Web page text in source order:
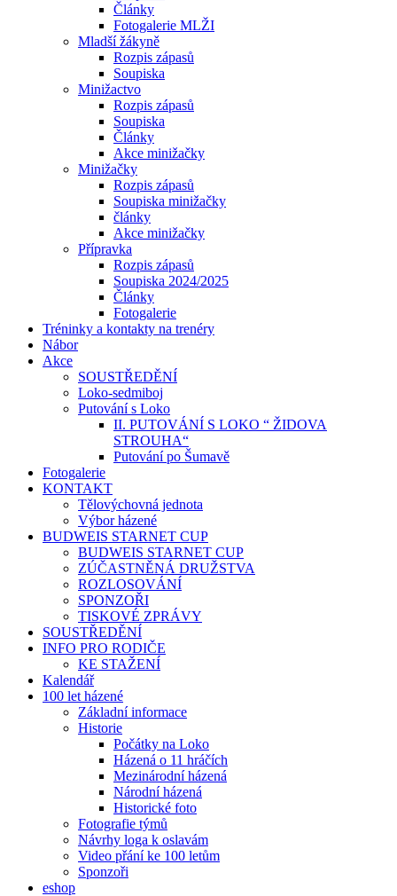
Články
Fotogalerie MLŽI
Mladší žákyně
Rozpis zápasů
Soupiska
Minižactvo
Rozpis zápasů
Soupiska
Články
Akce minižačky
Minižačky
Rozpis zápasů
Soupiska minižačky
články
Akce minižačky
Přípravka
Rozpis zápasů
Soupiska 2024/2025
Články
Fotogalerie
Tréninky a kontakty na trenéry
Nábor
Akce
SOUSTŘEDĚNÍ
Loko-sedmiboj
Putování s Loko
II. PUTOVÁNÍ S LOKO “ ŽIDOVA
STROUHA“
Putování po Šumavě
Fotogalerie
KONTAKT
Tělovýchovná jednota
Výbor házené
BUDWEIS STARNET CUP
BUDWEIS STARNET CUP
ZÚČASTNĚNÁ DRUŽSTVA
ROZLOSOVÁNÍ
SPONZOŘI
TISKOVÉ ZPRÁVY
SOUSTŘEDĚNÍ
INFO PRO RODIČE
KE STAŽENÍ
Kalendář
100 let házené
Základní informace
Historie
Počátky na Loko
Házená o 11 hráčích
Mezinárodní házená
Národní házená
Historické foto
Fotografie týmů
Návrhy loga k oslavám
Video přání ke 100 letům
Sponzoři
eshop